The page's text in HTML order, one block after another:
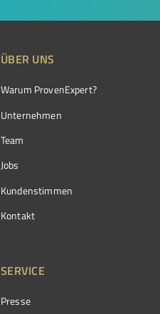
ÜBER UNS
Warum ProvenExpert?
Unternehmen
Team
Jobs
Kundenstimmen
Kontakt
SERVICE
Presse